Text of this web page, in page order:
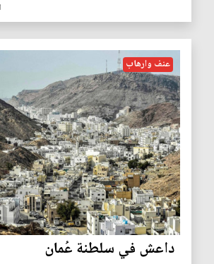
عنف وارهاب
داعش في سلطنة عُمان